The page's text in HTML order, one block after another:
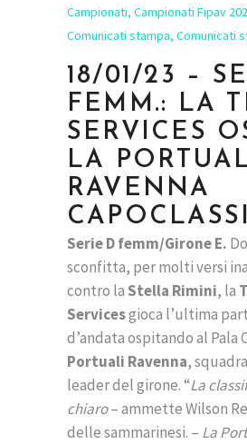
Campionati, Campionati Fipav
Comunicati stampa, Comunicati
18/01/23 –
FEMM.: LA
SERVICES
LA
RAVENNA
Serie D femm/Girone E.
sconfitta, per molti versi
contro la Stella Rimini, la
Servicesgioca l’ultima
d’andata ospitando al Pala
Portuali Ravenna,
leader del girone. “La
chiaro– ammette Wilson
delle sammarinesi. – La